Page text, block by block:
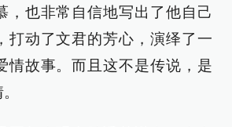
，也非常自信地写出了他自己
打动了文君的芳心，演绎了一
情故事。而且这不是传说，是